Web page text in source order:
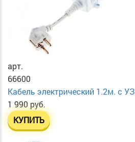
арт.
66600
Кабель электрический 1.2м. с
1 990 руб.
КУПИТЬ